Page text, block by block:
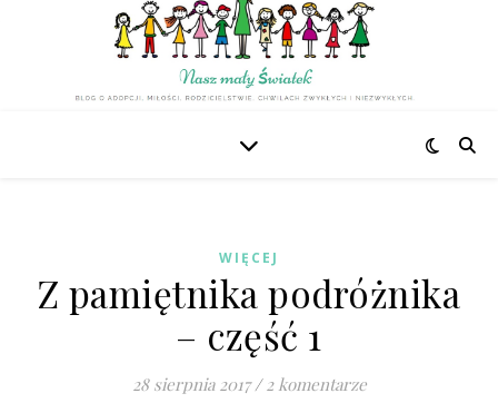
WIĘCEJ
Z pamiętnika podróżnika
– część 1
28 sierpnia 2017 / 2 komentarze